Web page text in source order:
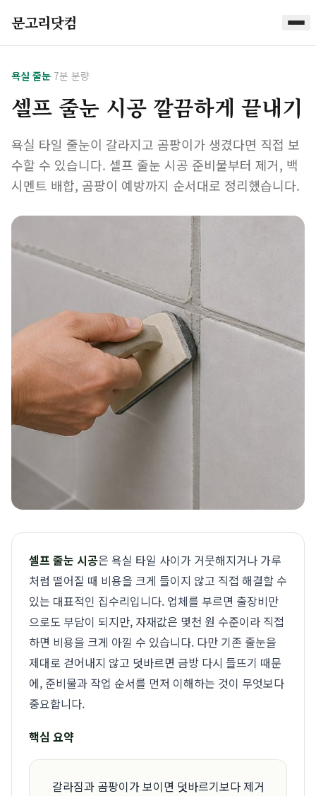
문고리닷컴
욕실 줄눈·7분 분량
셀프 줄눈 시공 깔끔하게 끝내기
욕실 타일 줄눈이 갈라지고 곰팡이가 생겼다면 직접 보
수할 수 있습니다. 셀프 줄눈 시공 준비물부터 제거, 백
시멘트 배합, 곰팡이 예방까지 순서대로 정리했습니다.
셀프 줄눈 시공은 욕실 타일 사이가 거뭇해지거나 가루
처럼 떨어질 때 비용을 크게 들이지 않고 직접 해결할 수
있는 대표적인 집수리입니다. 업체를 부르면 출장비만
으로도 부담이 되지만, 자재값은 몇천 원 수준이라 직접
하면 비용을 크게 아낄 수 있습니다. 다만 기존 줄눈을
제대로 걷어내지 않고 덧바르면 금방 다시 들뜨기 때문
에, 준비물과 작업 순서를 먼저 이해하는 것이 무엇보다
중요합니다.
핵심 요약
갈라짐과 곰팡이가 보이면 덧바르기보다 제거